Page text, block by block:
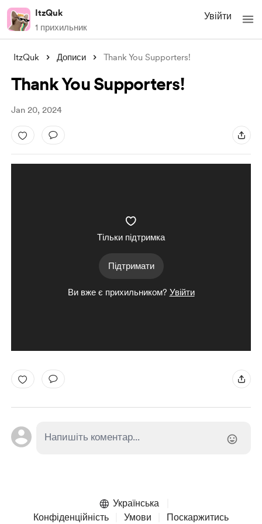
ItzQuk
1 прихильник
Увійти
ItzQuk Дописи Thank You Supporters!
Thank You Supporters!
Jan 20, 2024
Тільки підтримка
Підтримати
Ви вже є прихильником? Увійти
Українська
Конфіденційність
Умови Поскаржитись